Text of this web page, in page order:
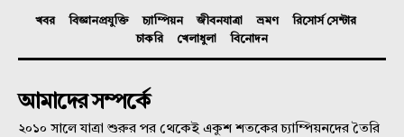
খবর বিজ্ঞানপ্রযুক্তি চ্যাম্পিয়ন জীবনযাত্রা ভ্রমণ
রিসোর্স সেন্টার
চাকরি
খেলাধুলা বিনোদন
আমাদের সম্পর্কে
২০১০ সালে যাত্রা শুরুর পর থেকেই একুশ শতকের চ্যাম্পিয়নদের তৈরি